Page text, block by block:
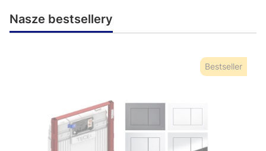
Nasze bestsellery
Bestseller